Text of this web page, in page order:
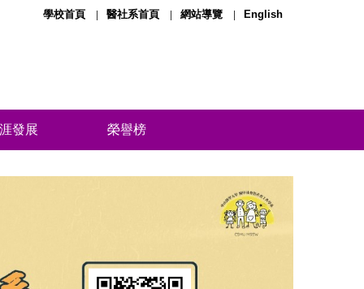
學校首頁 醫社系首頁 網站導覽 English
發展 榮譽榜